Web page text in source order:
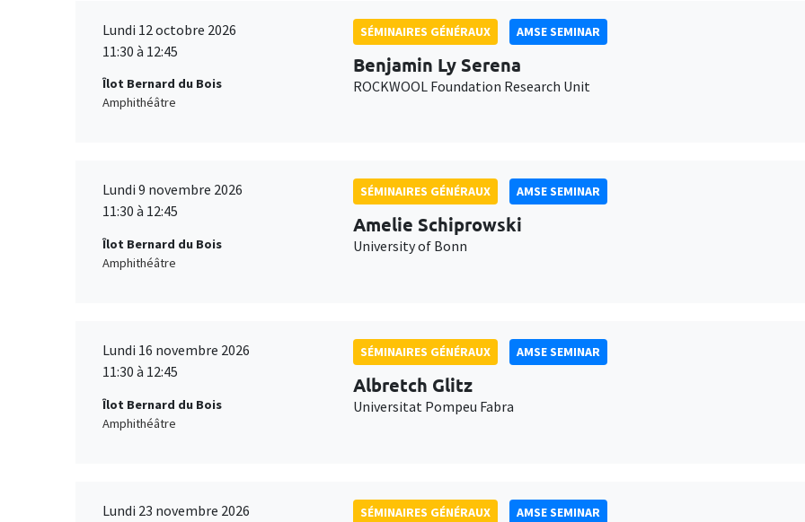
Lundi 12 octobre 2026
11:30 à 12:45
Îlot Bernard du Bois
Amphithéâtre
SÉMINAIRES GÉNÉRAUX AMSE SEMINAR
Benjamin Ly Serena
ROCKWOOL Foundation Research Unit
Lundi 9 novembre 2026
11:30 à 12:45
Îlot Bernard du Bois
Amphithéâtre
SÉMINAIRES GÉNÉRAUX AMSE SEMINAR
Amelie Schiprowski
University of Bonn
Lundi 16 novembre 2026
11:30 à 12:45
Îlot Bernard du Bois
Amphithéâtre
SÉMINAIRES GÉNÉRAUX AMSE SEMINAR
Albretch Glitz
Universitat Pompeu Fabra
Lundi 23 novembre 2026
SÉMINAIRES GÉNÉRAUX AMSE SEMINAR